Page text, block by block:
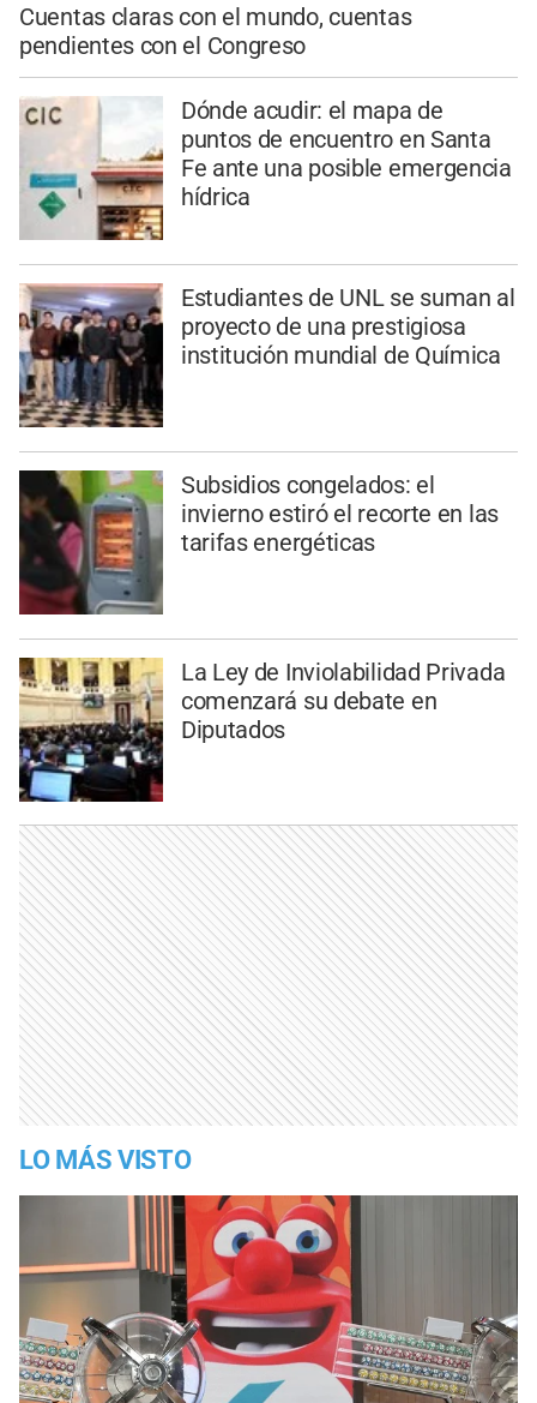
Cuentas claras con el mundo, cuentas
pendientes con el Congreso
Dónde acudir: el mapa de
puntos de encuentro en Santa
Fe ante una posible emergencia
hídrica
Estudiantes de UNL se suman al
proyecto de una prestigiosa
institución mundial de Química
Subsidios congelados: el
invierno estiró el recorte en las
tarifas energéticas
La Ley de Inviolabilidad Privada
comenzará su debate en
Diputados
LO MÁS VISTO